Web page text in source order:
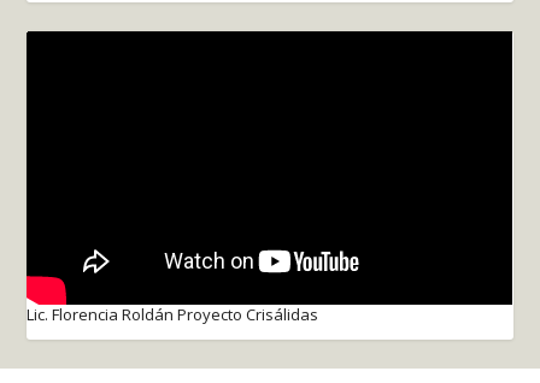
Lic. Florencia Roldán Proyecto Crisálidas